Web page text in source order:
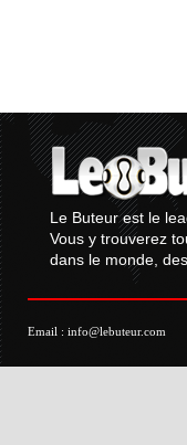
Le Buteur est le
Vous y trouverez
dans le monde,
Email : info@lebuteur.com